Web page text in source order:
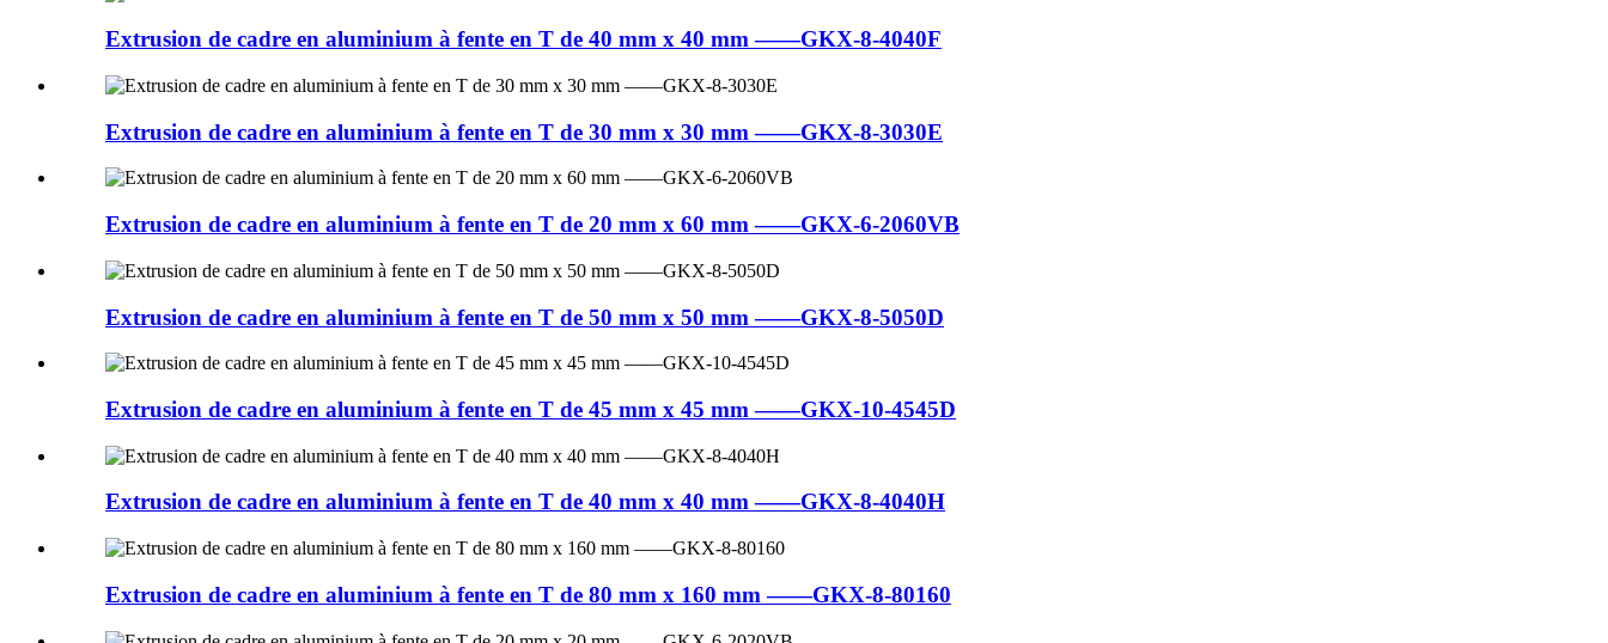
Extrusion de cadre en aluminium à fente en T de 40 mm x 40 mm ——GKX-8-4040F
Extrusion de cadre en aluminium à fente en T de 30 mm x 30 mm ——GKX-8-3030E
Extrusion de cadre en aluminium à fente en T de 20 mm x 60 mm ——GKX-6-2060VB
Extrusion de cadre en aluminium à fente en T de 50 mm x 50 mm ——GKX-8-5050D
Extrusion de cadre en aluminium à fente en T de 45 mm x 45 mm ——GKX-10-4545D
Extrusion de cadre en aluminium à fente en T de 40 mm x 40 mm ——GKX-8-4040H
Extrusion de cadre en aluminium à fente en T de 80 mm x 160 mm ——GKX-8-80160